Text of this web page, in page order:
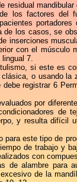
residual
los factores del
portadores
los casos, se
inserciones
con el músculo
7.
si este es
o usando la
registrar 6
por
de
y resulta difícil
este tipo de
de trabajo y
con
de alambre para
de la